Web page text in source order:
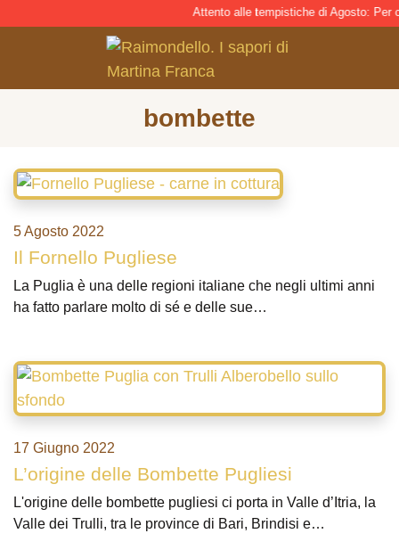
Attento alle tempistiche di Agosto: Per
bombette
5 Agosto 2022
Il Fornello Pugliese
La Puglia è una delle regioni italiane che negli ultimi anni
ha fatto parlare molto di sé e delle sue…
17 Giugno 2022
L’origine delle Bombette Pugliesi
L'origine delle bombette pugliesi ci porta in Valle d’Itria, la
Valle dei Trulli, tra le province di Bari, Brindisi e…